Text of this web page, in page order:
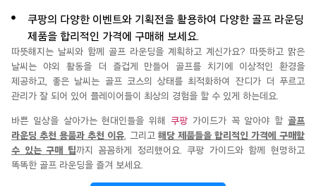
쿠팡의 다양한 이벤트와 기획전을 활용하여 다양한 골프 라운딩
제품을 합리적인 가격에 구매해 보세요.
따뜻해지는 날씨와 함께 골프 라운딩을 계획하고 계신가요? 따뜻하고 맑은
날씨는 야외 활동을 더 즐겁게 만들어 골프를 치기에 이상적인 환경을
제공하고, 좋은 날씨는 골프 코스의 상태를 최적화하여 잔디가 더 푸르고
관리가 잘 되어 있어 플레이어들이 최상의 경험을 할 수 있게 하는데요.
바쁜 일상을 살아가는 현대인들을 위해 쿠팡 가이드가 꼭 알아야 할 골프
라운딩 추천 용품과 추천 이유, 그리고해당 제품들을 합리적인 가격에 구매할
수 있는 구매 팁까지 꼼꼼하게 정리했어요. 쿠팡 가이드와 함께 현명하고
똑똑한 골프 라운딩을 즐겨 보세요.